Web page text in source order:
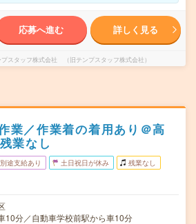
応募へ進む 詳しく見る
スタッフ株式会社 （旧テンプスタッフ株式会社）
業／作業着の着用あり＠高
業なし
途支給あり 土日祝日が休み 残業なし
10分／自動車学校前駅から車10分